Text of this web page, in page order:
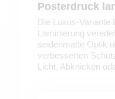
Posterdruck
Die Luxus-Variante
Laminierung
seidenmatte Optik
verbesserten
Licht, Abknicken